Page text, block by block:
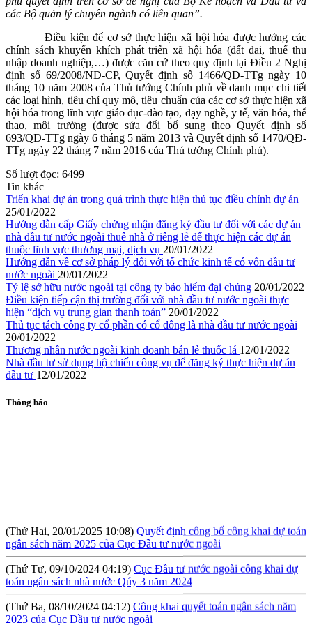
các Bộ quản lý chuyên ngành có liên quan”.
Điều kiện để cơ sở thực hiện xã hội hóa được hưởng các
chính sách khuyến khích phát triển xã hội hóa (đất đai, thuế thu
nhập doanh nghiệp,…) được căn cứ theo quy định tại Điều 2 Nghị
định số 69/2008/NĐ-CP, Quyết định số 1466/QĐ-TTg ngày 10
tháng 10 năm 2008 của Thủ tướng Chính phủ về danh mục chi tiết
các loại hình, tiêu chí quy mô, tiêu chuẩn của các cơ sở thực hiện xã
hội hóa trong lĩnh vực giáo dục-đào tạo, dạy nghề, y tế, văn hóa, thể
thao, môi trường (được sửa đổi bổ sung theo Quyết định số
693/QD-TTg ngày 6 tháng 5 năm 2013 và Quyết định số 1470/QĐ-
TTg ngày 22 tháng 7 năm 2016 của Thủ tướng Chính phủ).
Số lượt đọc: 6499
Tin khác
Triển khai dự án trong quá trình thực hiện thủ tục điều chỉnh dự án
25/01/2022
Hướng dẫn cấp Giấy chứng nhận đăng ký đầu tư đối với các dự án
nhà đầu tư nước ngoài thuê nhà ở riêng lẻ để thực hiện các dự án
thuộc lĩnh vực thương mại, dịch vụ 20/01/2022
Hướng dẫn về cơ sở pháp lý đối với tổ chức kinh tế có vốn đầu tư
nước ngoài 20/01/2022
Tỷ lệ sở hữu nước ngoài tại công ty bảo hiểm đại chúng 20/01/2022
Điều kiện tiếp cận thị trường đối với nhà đầu tư nước ngoài thực
hiện “dịch vụ trung gian thanh toán” 20/01/2022
Thủ tục tách công ty cổ phần có cổ đông là nhà đầu tư nước ngoài
20/01/2022
Thương nhân nước ngoài kinh doanh bán lẻ thuốc lá 12/01/2022
Nhà đầu tư sử dụng hộ chiếu công vụ để đăng ký thực hiện dự án
đầu tư 12/01/2022
Thông báo
Quyết định công bố công khai dự toán
ngân sách năm 2025 của Cục Đầu tư nước ngoài
(Thứ Tư, 09/10/2024 04:19)Cục Đầu tư nước ngoài công khai dự
toán ngân sách nhà nước Qúy 3 năm 2024
(Thứ Ba, 08/10/2024 04:12)Công khai quyết toán ngân sách năm
2023 của Cục Đầu tư nước ngoài